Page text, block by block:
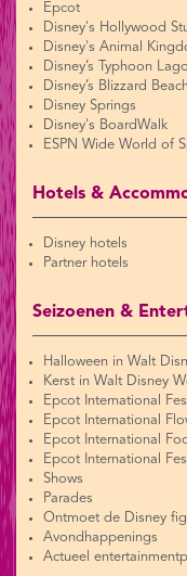
Epcot
Disney's Hollywood
Disney's Animal
Disney’s Typhoon
Disney’s Blizzard
Disney Springs
Disney's BoardWalk
ESPN Wide World of
Hotels &
Disney hotels
Partner hotels
Seizoenen &
Halloween in Walt
Kerst in Walt Disney
Epcot International
Epcot International
Epcot International
Epcot International
Shows
Parades
Ontmoet de Disney
Avondhappenings
Actueel